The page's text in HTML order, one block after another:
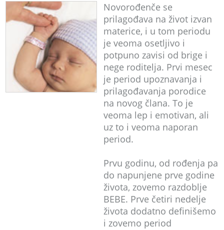
Novorođenče se
prilagođava na život izvan
materice, i u tom periodu
je veoma osetljivo i
potpuno zavisi od brige i
nege roditelja. Prvi mesec
je period upoznavanja i
prilagođavanja porodice
na novog člana. To je
veoma lep i emotivan, ali
uz to i veoma naporan
period.
Prvu godinu, od rođenja pa
do napunjene prve godine
života, zovemo razdoblje
BEBE. Prve četiri nedelje
života dodatno definišemo
i zovemo period